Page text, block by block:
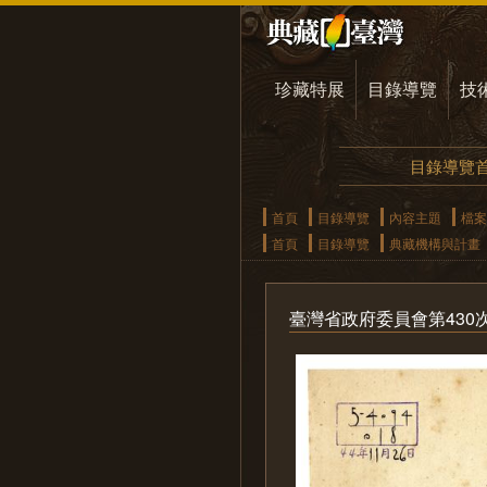
珍藏特展 目錄導覽 技
目錄導覽
首頁 目錄導覽 內容主題
檔案
首頁
目錄導覽 典藏機構與計畫
臺灣省政府委員會第430